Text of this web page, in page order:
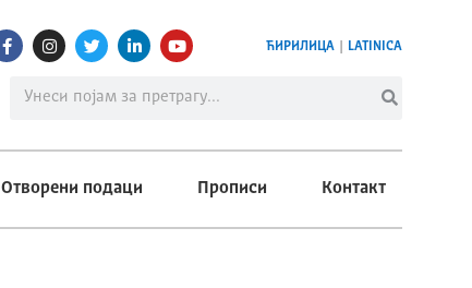
ЋИРИЛИЦА LATINICA
Отворени подаци Прописи Контакт